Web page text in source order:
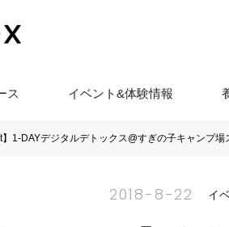
ス イベント&体験情報
1-DAYデジタルデトックス@すぎの子キャンプ場
2018-8-22 イ